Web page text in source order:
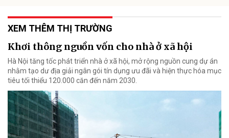
XEM THÊM THỊ TRƯỜNG
Khơi thông nguồn vốn cho nhà ở xã hội
Hà Nội tăng tốc phát triển nhà ở xã hội, mở rộng nguồn cung dự án
nhằm tạo dư địa giải ngân gói tín dụng ưu đãi và hiện thực hóa mục
tiêu tối thiểu 120.000 căn đến năm 2030.